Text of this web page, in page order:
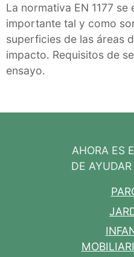
La normativa EN 1177
importante tal y como
superficies de las áreas
impacto. Requisitos de
ensayo.
AHORA ES
DE